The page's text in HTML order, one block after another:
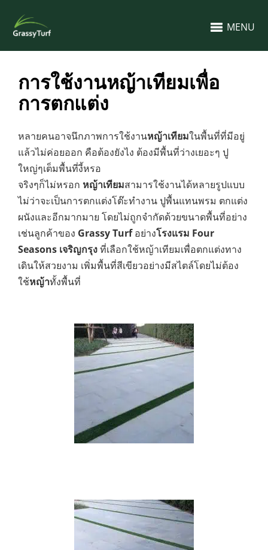
MENU
การใช้งานหญ้าเทียมเพื่อ
การตกแต่ง
หลายคนอาจนึกภาพการใช้งานหญ้าเทียมในพื้นที่ที่มีอยู่
แล้วไม่ค่อยออก คือต้องยังไง ต้องมีพื้นที่ว่างเยอะๆ ปู
ใหญ่ๆเต็มพื้นที่งี้หรอ
จริงๆก็ไม่หรอก หญ้าเทียมสามารใช้งานได้หลายรูปแบบ
ไม่ว่าจะเป็นการตกแต่งโต๊ะทำงาน ปูพื้นแทนพรม ตกแต่ง
ผนังและอีกมากมาย โดยไม่ถูกจำกัดด้วยขนาดพื้นที่อย่าง
เช่นลูกค้าของ Grassy Turfอย่างโรงแรม Four
Seasons เจริญกรุงที่เลือกใช้หญ้าเทียมเพื่อตกแต่งทาง
เดินให้สวยงาม เพิ่มพื้นที่สีเขียวอย่างมีสไตล์โดยไม่ต้อง
ใช้หญ้าทั้งพื้นที่